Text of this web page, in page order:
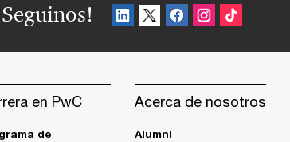
en PwC
de
Acerca de nosotros
Alumni